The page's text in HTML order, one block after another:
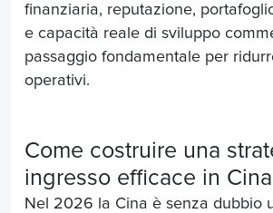
finanziaria, reputazione,
e capacità reale di sviluppo
passaggio fondamentale per
operativi.
Come costruire una
ingresso efficace in Cina
Nel 2026 la Cina è senza dubbio